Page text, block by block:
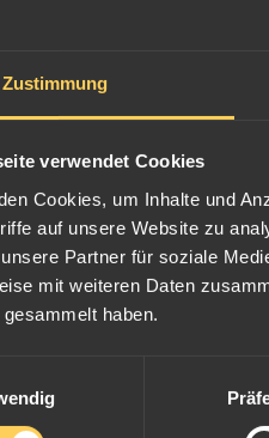
Zustimmung
verwendet Cookies
Cookies, um Inhalte und
auf unsere Website zu
Partner für soziale
mit weiteren Daten
haben.
Währung Südafrikas
die britisch-königliche Münze
diese südafrikanischen